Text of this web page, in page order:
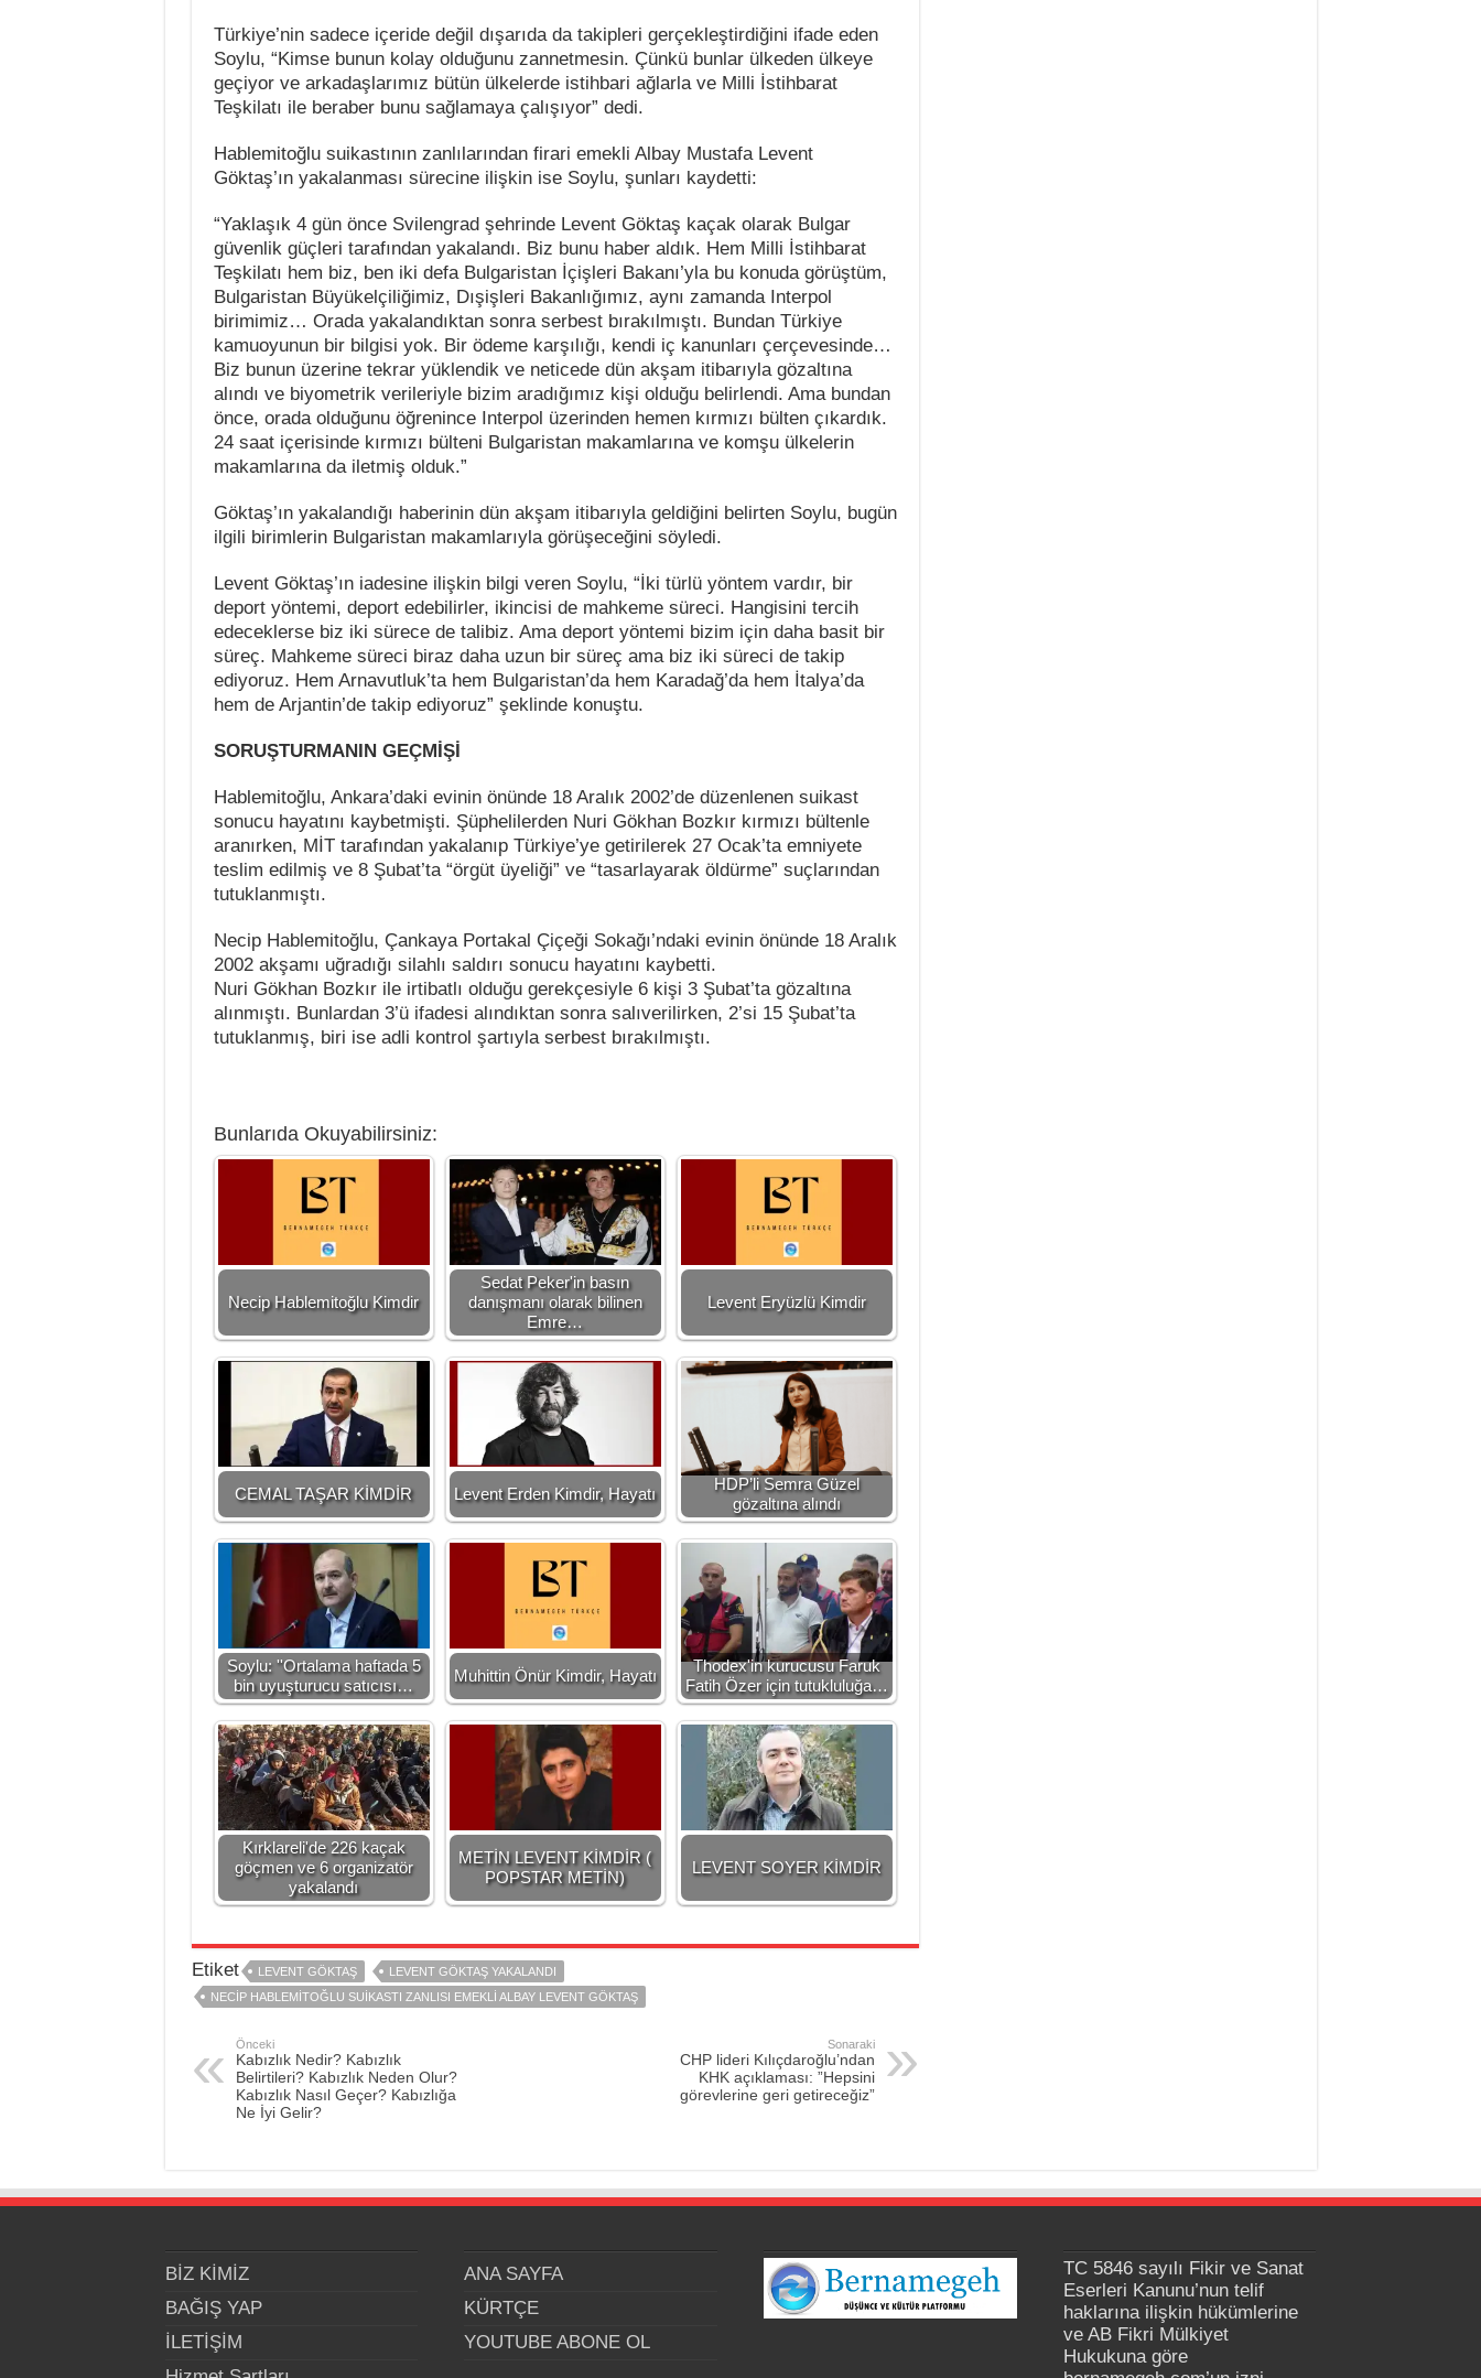
Türkiye’nin sadece içeride değil dışarıda da takipleri gerçekleştirdiğini ifade eden
Soylu, “Kimse bunun kolay olduğunu zannetmesin. Çünkü bunlar ülkeden ülkeye
geçiyor ve arkadaşlarımız bütün ülkelerde istihbari ağlarla ve Milli İstihbarat
Teşkilatı ile beraber bunu sağlamaya çalışıyor” dedi.
Hablemitoğlu suikastının zanlılarından firari emekli Albay Mustafa Levent
Göktaş’ın yakalanması sürecine ilişkin ise Soylu, şunları kaydetti:
“Yaklaşık 4 gün önce Svilengrad şehrinde Levent Göktaş kaçak olarak Bulgar
güvenlik güçleri tarafından yakalandı. Biz bunu haber aldık. Hem Milli İstihbarat
Teşkilatı hem biz, ben iki defa Bulgaristan İçişleri Bakanı’yla bu konuda görüştüm,
Bulgaristan Büyükelçiliğimiz, Dışişleri Bakanlığımız, aynı zamanda Interpol
birimimiz… Orada yakalandıktan sonra serbest bırakılmıştı. Bundan Türkiye
kamuoyunun bir bilgisi yok. Bir ödeme karşılığı, kendi iç kanunları çerçevesinde…
Biz bunun üzerine tekrar yüklendik ve neticede dün akşam itibarıyla gözaltına
alındı ve biyometrik verileriyle bizim aradığımız kişi olduğu belirlendi. Ama bundan
önce, orada olduğunu öğrenince Interpol üzerinden hemen kırmızı bülten çıkardık.
24 saat içerisinde kırmızı bülteni Bulgaristan makamlarına ve komşu ülkelerin
makamlarına da iletmiş olduk.”
Göktaş’ın yakalandığı haberinin dün akşam itibarıyla geldiğini belirten Soylu, bugün
ilgili birimlerin Bulgaristan makamlarıyla görüşeceğini söyledi.
Levent Göktaş’ın iadesine ilişkin bilgi veren Soylu, “İki türlü yöntem vardır, bir
deport yöntemi, deport edebilirler, ikincisi de mahkeme süreci. Hangisini tercih
edeceklerse biz iki sürece de talibiz. Ama deport yöntemi bizim için daha basit bir
süreç. Mahkeme süreci biraz daha uzun bir süreç ama biz iki süreci de takip
ediyoruz. Hem Arnavutluk’ta hem Bulgaristan’da hem Karadağ’da hem İtalya’da
hem de Arjantin’de takip ediyoruz” şeklinde konuştu.
SORUŞTURMANIN GEÇMİŞİ
Hablemitoğlu, Ankara’daki evinin önünde 18 Aralık 2002’de düzenlenen suikast
sonucu hayatını kaybetmişti. Şüphelilerden Nuri Gökhan Bozkır kırmızı bültenle
aranırken, MİT tarafından yakalanıp Türkiye’ye getirilerek 27 Ocak’ta emniyete
teslim edilmiş ve 8 Şubat’ta “örgüt üyeliği” ve “tasarlayarak öldürme” suçlarından
tutuklanmıştı.
Necip Hablemitoğlu, Çankaya Portakal Çiçeği Sokağı’ndaki evinin önünde 18 Aralık
2002 akşamı uğradığı silahlı saldırı sonucu hayatını kaybetti.
Nuri Gökhan Bozkır ile irtibatlı olduğu gerekçesiyle 6 kişi 3 Şubat’ta gözaltına
alınmıştı. Bunlardan 3’ü ifadesi alındıktan sonra salıverilirken, 2’si 15 Şubat’ta
tutuklanmış, biri ise adli kontrol şartıyla serbest bırakılmıştı.
Bunlarıda Okuyabilirsiniz:
Necip Hablemitoğlu Kimdir
Sedat Peker'in basın
danışmanı olarak bilinen
Emre…
Levent Eryüzlü Kimdir
CEMAL TAŞAR KİMDİR Levent Erden Kimdir, Hayatı
HDP’li Semra Güzel
gözaltına alındı
Soylu: ''Ortalama haftada 5
bin uyuşturucu satıcısı…
Muhittin Önür Kimdir, Hayatı
Thodex'in kurucusu Faruk
Fatih Özer için tutukluluğa…
Kırklareli'de 226 kaçak
göçmen ve 6 organizatör
yakalandı
METİN LEVENT KİMDİR (
POPSTAR METİN)
LEVENT SOYER KİMDİR
Etiket LEVENT GÖKTAŞ
LEVENT GÖKTAŞ YAKALANDI
NECIP HABLEMITOĞLU SUIKASTI ZANLISI EMEKLI ALBAY LEVENT GÖKTAŞ
Önceki
Kabızlık Nedir? Kabızlık
Belirtileri? Kabızlık Neden Olur?
Kabızlık Nasıl Geçer? Kabızlığa
Ne İyi Gelir?
Sonaraki
CHP lideri Kılıçdaroğlu’ndan
KHK açıklaması: ”Hepsini
görevlerine geri getireceğiz”
BİZ KİMİZ
BAĞIŞ YAP
İLETİŞİM
ANA SAYFA
KÜRTÇE
YOUTUBE ABONE OL
TC 5846 sayılı Fikir ve Sanat
Eserleri Kanunu’nun telif
haklarına ilişkin hükümlerine
ve AB Fikri Mülkiyet
Hukukuna göre